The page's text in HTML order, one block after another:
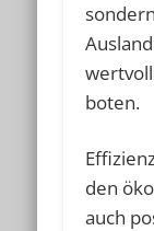
boten.
den
auch